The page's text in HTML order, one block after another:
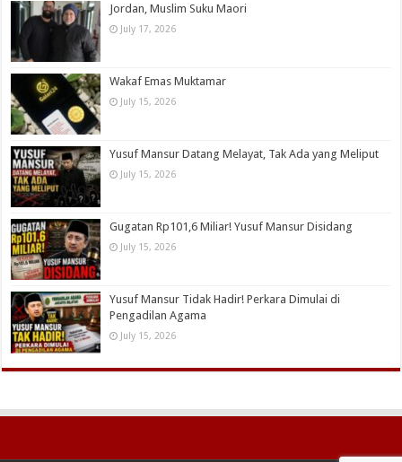
Jordan, Muslim Suku Maori
July 17, 2026
Wakaf Emas Muktamar
July 15, 2026
Yusuf Mansur Datang Melayat, Tak Ada yang Meliput
July 15, 2026
Gugatan Rp101,6 Miliar! Yusuf Mansur Disidang
July 15, 2026
Yusuf Mansur Tidak Hadir! Perkara Dimulai di
Pengadilan Agama
July 15, 2026